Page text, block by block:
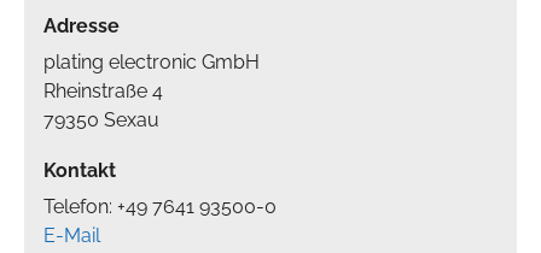
Adresse
plating electronic GmbH
Rheinstraße 4
79350 Sexau
Kontakt
Telefon: +49 7641 93500-0
E-Mail